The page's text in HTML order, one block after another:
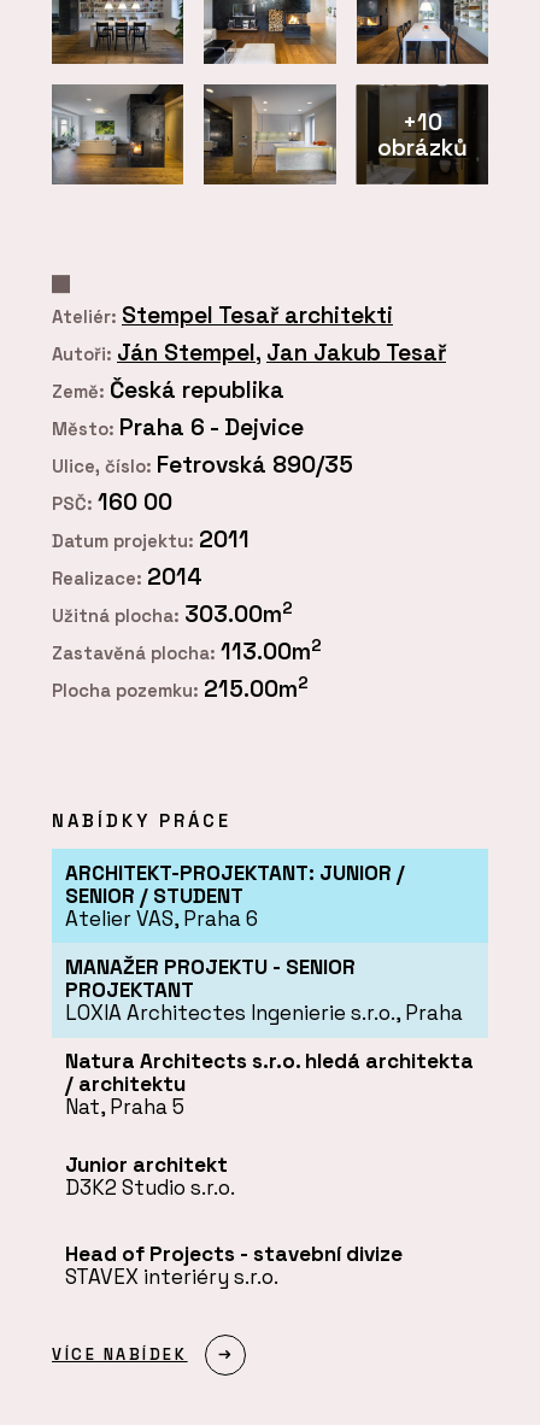
+10
obrázků
Ateliér: Stempel Tesař architekti
Autoři: Ján Stempel, Jan Jakub Tesař
Země: Česká republika
Město: Praha 6 - Dejvice
Ulice, číslo: Fetrovská 890/35
PSČ: 160 00
Datum projektu: 2011
Realizace: 2014
Užitná plocha: 303.00m2
Zastavěná plocha: 113.00m2
Plocha pozemku: 215.00m2
NABÍDKY PRÁCE
ARCHITEKT-PROJEKTANT: JUNIOR /
SENIOR / STUDENT
Atelier VAS, Praha 6
MANAŽER PROJEKTU - SENIOR
PROJEKTANT
LOXIA Architectes Ingenierie s.r.o., Praha
Natura Architects s.r.o. hledá architekta
/ architektu
Nat, Praha 5
Junior architekt
D3K2 Studio s.r.o.
Head of Projects - stavební divize
STAVEX interiéry s.r.o.
VÍCE NABÍDEK